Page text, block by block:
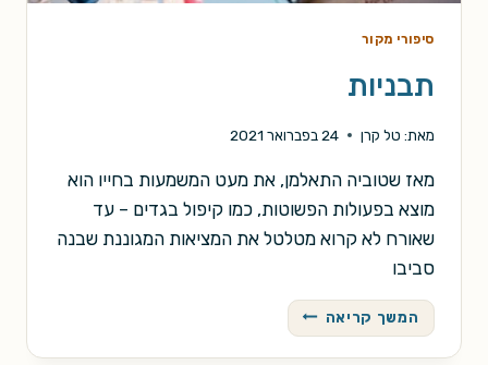
סיפורי מקור
תבניות
מאת: טל קרן 24 בפברואר 2021
מאז שטוביה התאלמן, את מעט המשמעות בחייו הוא
מוצא בפעולות הפשוטות, כמו קיפול בגדים – עד
שאורח לא קרוא מטלטל את המציאות המגוננת שבנה
סביבו
המשך קריאה תבניות